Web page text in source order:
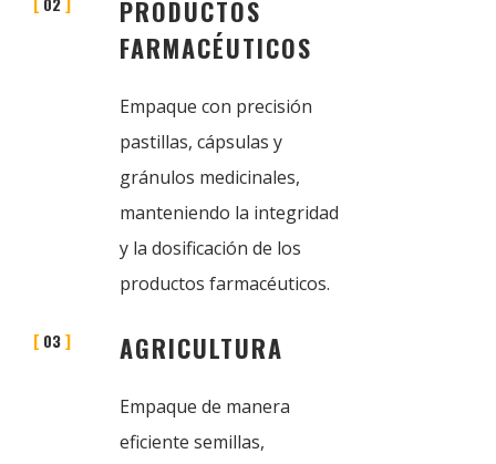
PRODUCTOS
FARMACÉUTICOS
Empaque con precisión
pastillas, cápsulas y
gránulos medicinales,
manteniendo la integridad
y la dosificación de los
productos farmacéuticos.
03 AGRICULTURA
Empaque de manera
eficiente semillas,